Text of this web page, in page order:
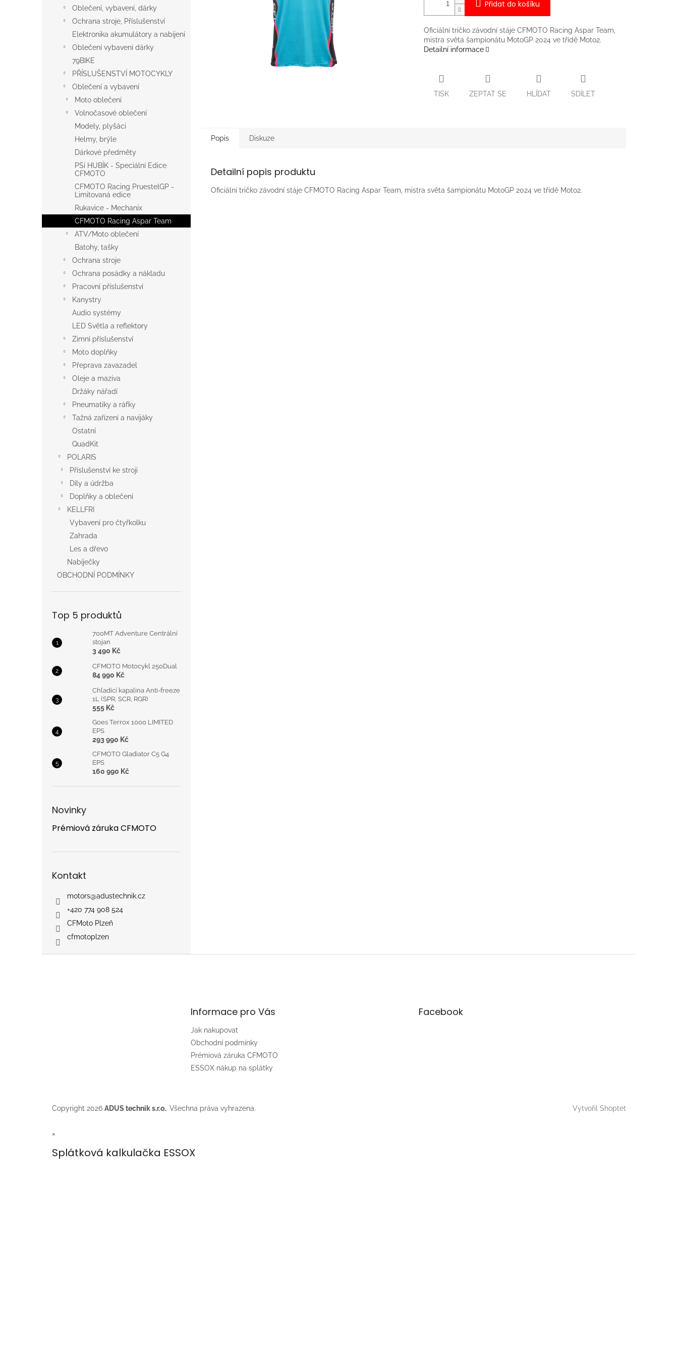
Oblečení, vybavení, dárky
Ochrana stroje, Příslušenství
Elektronika akumulátory a nabíjení
Oblečení vybavení dárky
79BIKE
PŘÍSLUŠENSTVÍ MOTOCYKLY
Oblečení a vybavení
Moto oblečení
Volnočasové oblečení
Modely, plyšáci
Helmy, brýle
Dárkové předměty
PSí HUBÍK - Speciální Edice
CFMOTO
CFMOTO Racing PruestelGP -
Limitovaná edice
Rukavice - Mechanix
CFMOTO Racing Aspar Team
ATV/Moto oblečení
Batohy, tašky
Ochrana stroje
Ochrana posádky a nákladu
Pracovní příslušenství
Kanystry
Audio systémy
LED Světla a reflektory
Zimní příslušenství
Moto doplňky
Přeprava zavazadel
Oleje a maziva
Držáky nářadí
Pneumatiky a ráfky
Tažná zařízení a navijáky
Ostatní
QuadKit
POLARIS
Příslušenství ke stroji
Díly a údržba
Doplňky a oblečení
KELLFRI
Vybavení pro čtyřkolku
Zahrada
Les a dřevo
Nabíječky
OBCHODNÍ PODMÍNKY
Top 5 produktů
700MT Adventure Centrální
stojan
3 490 Kč
CFMOTO Motocykl 250Dual
84 990 Kč
Chladicí kapalina Anti-freeze
1L (SPR, SCR, RGR)
555 Kč
Goes Terrox 1000 LIMITED
EPS
293 990 Kč
CFMOTO Gladiator C5 G4
EPS
160 990 Kč
Novinky
Prémiová záruka CFMOTO
Kontakt
motors@adustechnik.cz
+420 774 908 524
CFMoto Plzeň
cfmotoplzen
Přidat do košíku
Oficiální tričko závodní stáje CFMOTO Racing Aspar Team,
mistra světa šampionátu MotoGP 2024 ve třídě Moto2.
Detailní informace
TISK ZEPTAT SE HLÍDAT SDÍLET
Popis Diskuze
Detailní popis produktu
Oficiální tričko závodní stáje CFMOTO Racing Aspar Team, mistra světa šampionátu MotoGP 2024 ve třídě Moto2.
Informace pro Vás
Jak nakupovat
Obchodní podmínky
Prémiová záruka CFMOTO
ESSOX nákup na splátky
Facebook
Vytvořil Shoptet
Copyright 2026 ADUS technik s.r.o.. Všechna práva vyhrazena.
×
Splátková kalkulačka ESSOX